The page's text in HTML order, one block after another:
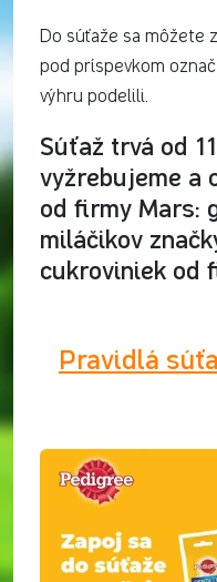
Do súťaže sa môžete
pod príspevkom
výhru podelili.
Súťaž trvá od
vyžrebujeme a
od firmy Mars:
miláčikov
cukroviniek od
Pravidlá